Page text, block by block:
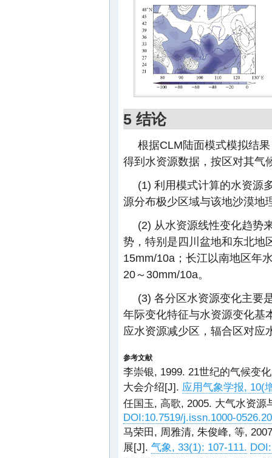
5 结论
根据CLM陆面模式模拟结
得到水资源数据，按区对其气
(1) 利用模式计算的水资源
源分布极少区域与该地沙漠地
(2) 从水资源线性变化趋势
势，特别是四川盆地和东北地
15mm/10a；长江以南地区年
20～30mm/10a。
(3) 各分区水资源变化主要
年际变化特征与水资源变化基
应水资源减少区，辐合区对应
参考文献
李崇银, 1999. 21世纪的气候变
大会介绍[J]. 应用气象学报, 10(
任国玉, 高歌, 2005. 大气水资
DOI:10.7519/j.issn.1000-
马荣田, 周雅清, 朱俊峰, 等,
展[J]. 气象, 33(1): 107-111.